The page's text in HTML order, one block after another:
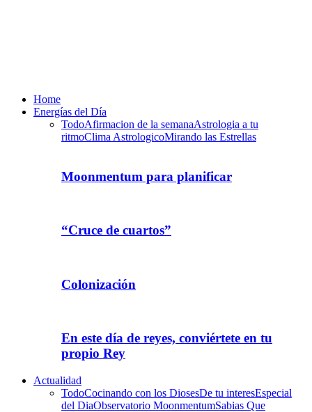
Home
Energías del Día
TodoAfirmacion de la semanaAstrologia a tu
ritmoClima AstrologicoMirando las Estrellas
Moonmentum para planificar
“Cruce de cuartos”
Colonización
En este día de reyes, conviértete en tu
propio Rey
Actualidad
TodoCocinando con los DiosesDe tu interesEspecial
del DiaObservatorio MoonmentumSabias Que